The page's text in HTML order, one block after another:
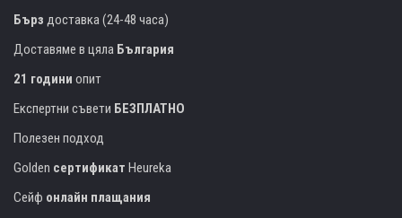
Бърз доставка (24-48 часа)
Доставяме в цяла България
21 години опит
Експертни съвети БЕЗПЛАТНО
Полезен подход
Golden сертификат Heureka
Сейф онлайн плащания